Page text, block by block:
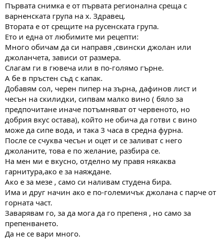
Първата снимка е от първата регионална среща с
варненската група на х. Здравец.
Втората е от срещите на русенската група.
Ето и една от любимите ми рецепти:
Много обичам да си направя ,свински джолан или
джоланчета, зависи от размера.
Слагам ги в гювеча или в по-голямо гърне.
А бе в пръстен съд с капак.
Добавям сол, черен пипер на зърна, дафинов лист и
чесън на скилидки, сипвам малко вино ( бяло за
предпочитане иначе потъмняват от червеното, но
добрия вкус остава), който не обича да готви с вино
може да сипе вода, и така 3 часа в средна фурна.
После се счуква чесън и оцет и се заливат с него
джоланите, това е по желание, разбира се.
На мен ми е вкусно, отделно му правя някаква
гарнитура,ако е за наяждане.
Ако е за мезе , само си наливам студена бира.
Има и друг начин ако е по-големичък джолана с парче от
горната част.
Заварявам го, за да мога да го препеня , но само за
препенването.
Да не се вари много.